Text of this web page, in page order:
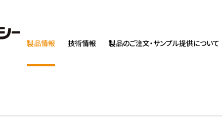
製品情報 技術情報 製品のご注文・サンプル提供について